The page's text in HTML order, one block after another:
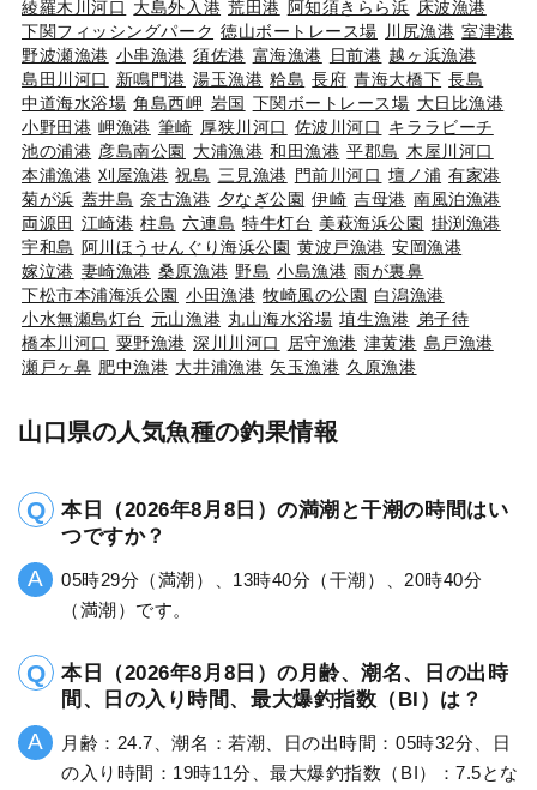
綾羅木川河口 大島外入港 荒田港 阿知須きらら浜 床波漁港
下関フィッシングパーク 徳山ボートレース場 川尻漁港 室津港
野波瀬漁港 小串漁港 須佐港 富海漁港 日前港 越ヶ浜漁港
島田川河口
新鳴門港 湯玉漁港 粭島 長府 青海大橋下 長島
中道海水浴場 角島西岬 岩国 下関ボートレース場 大日比漁港
小野田港 岬漁港 筆崎 厚狭川河口 佐波川河口 キララビーチ
池の浦港 彦島南公園 大浦漁港 和田漁港 平郡島 木屋川河口
本浦漁港 刈屋漁港 祝島 三見漁港 門前川河口 壇ノ浦 有家港
菊が浜 蓋井島 奈古漁港 夕なぎ公園 伊崎 吉母港 南風泊漁港
両源田 江崎港 柱島 六連島 特牛灯台 美萩海浜公園 掛渕漁港
宇和島 阿川ほうせんぐり海浜公園 黄波戸漁港 安岡漁港
嫁泣港 妻崎漁港 桑原漁港 野島 小島漁港 雨が裏鼻
下松市本浦海浜公園 小田漁港 牧崎風の公園 白潟漁港
小水無瀬島灯台 元山漁港 丸山海水浴場 埴生漁港 弟子待
橋本川河口 粟野漁港 深川川河口 居守漁港 津黄港 島戸漁港
瀬戸ヶ鼻 肥中漁港 大井浦漁港 矢玉漁港 久原漁港
山口県の人気魚種の釣果情報
本日（2026年8月8日）の満潮と干潮の時間はい
つですか？
05時29分（満潮）、13時40分（干潮）、20時40分
（満潮）です。
本日（2026年8月8日）の月齢、潮名、日の出時
間、日の入り時間、最大爆釣指数（BI）は？
月齢：24.7、潮名：若潮、日の出時間：05時32分、日
の入り時間：19時11分、最大爆釣指数（BI）：7.5とな